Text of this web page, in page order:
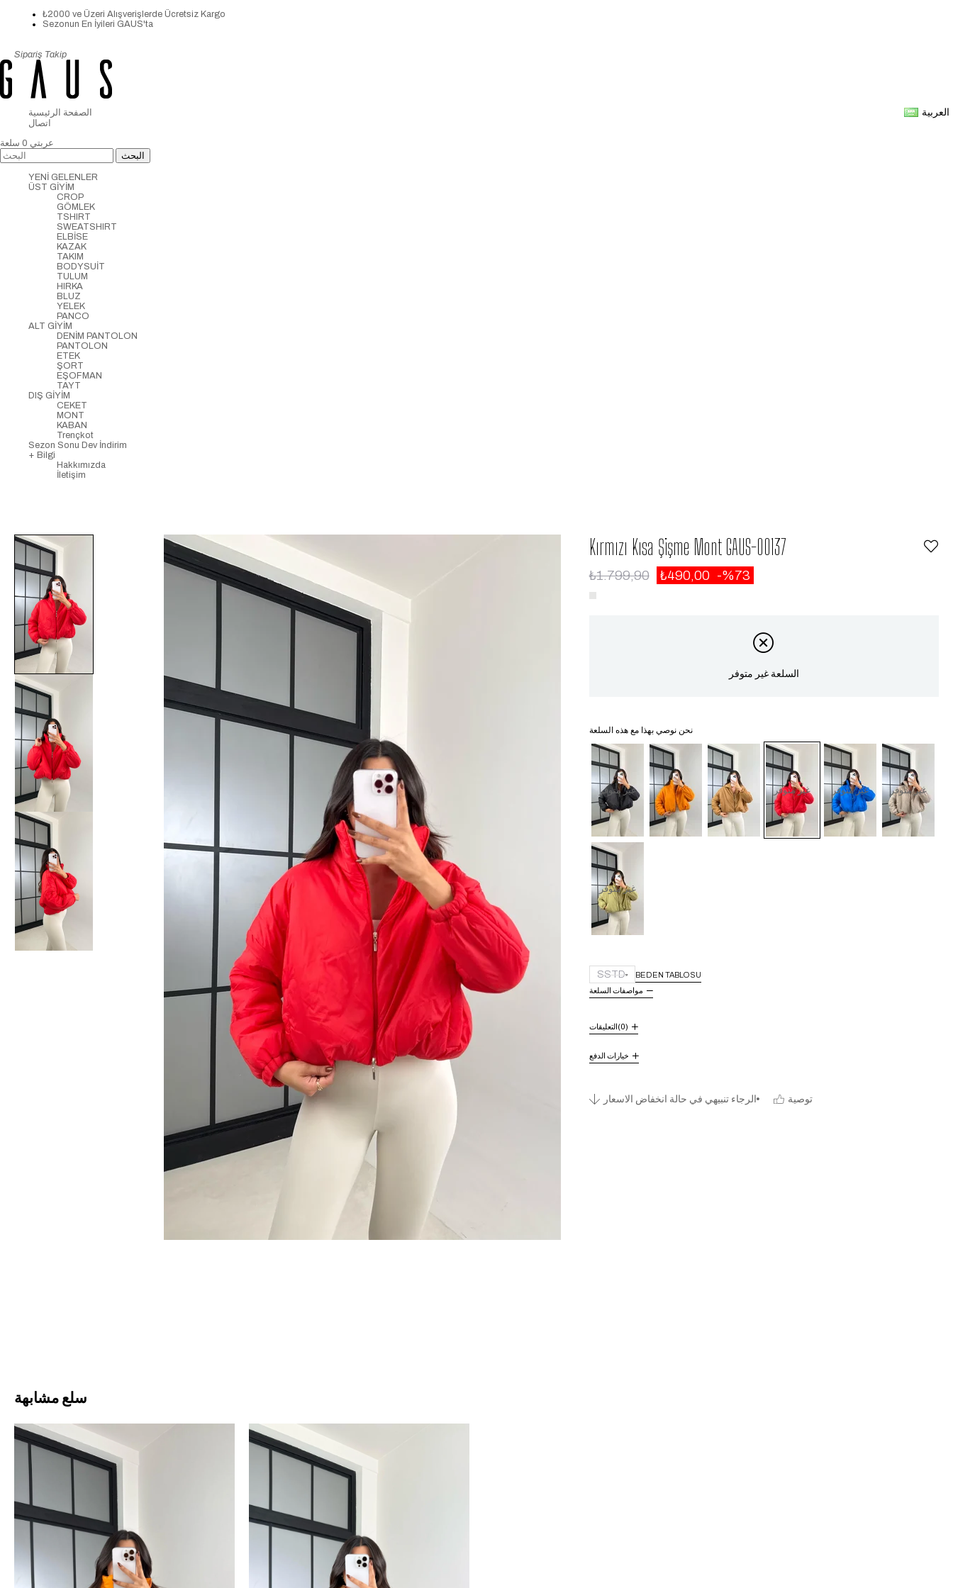
₺2000 ve Üzeri Alışverişlerde Ücretsiz Kargo
Sezonun En İyileri GAUS'ta
Sipariş Takip
العربية
الصفحة الرئيسية
اتصال
عربتي 0 سلعة
YENİ GELENLER
ÜST GİYİM
CROP
GÖMLEK
TSHIRT
SWEATSHIRT
ELBİSE
KAZAK
TAKIM
BODYSUİT
TULUM
HIRKA
BLUZ
YELEK
PANCO
ALT GİYİM
DENİM PANTOLON
PANTOLON
ETEK
ŞORT
EŞOFMAN
TAYT
DIŞ GİYİM
CEKET
MONT
KABAN
Trençkot
Sezon Sonu Dev İndirim
+ Bilgi
Hakkımızda
İletişim
Kırmızı Kısa Şişme Mont GAUS-00137
₺1.799,90 ₺490,00 73
السلعة غير متوفر
نحن نوصي بهذا مع هذه السلعة
غير متوفر غير متوفر غير متوفر غير متوفر
غير متوفر
SSTD
BEDEN TABLOSU
مواصفات السلعة
التعليقات(0)
خيارات الدفع
الرجاء تنبيهي في حالة انخفاض الاسعار توصية
سلع مشابهة